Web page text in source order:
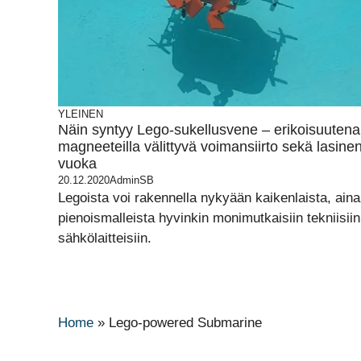
YLEINEN
Näin syntyy Lego-sukellusvene – erikoisuutena
magneeteilla välittyvä voimansiirto sekä
vuoka
20.12.2020AdminSB
Legoista voi rakennella nykyään kaikenlaista, aina
pienoismalleista hyvinkin monimutkaisiin tekniisiin
sähkölaitteisiin.
Home » Lego-powered Submarine